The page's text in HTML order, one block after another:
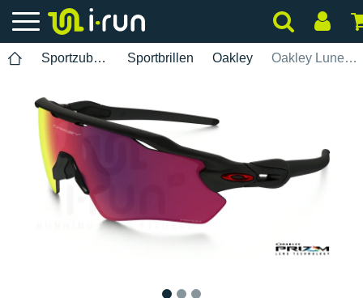
Sportzubehör Sportbrillen Oakley Oakley Lunettes Radar EV Path Prizm Road